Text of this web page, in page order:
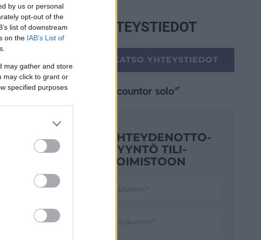
by us or personal
opt-out of the
list of downstream
on the IAB’s List of
may gather and store
may click to grant or
specified purposes
YHTEYSTIEDOT
KATSO YHTEYSTIEDOT
YHTEYDENOTTO­
PYYNTÖ TILI­
TOIMISTOON